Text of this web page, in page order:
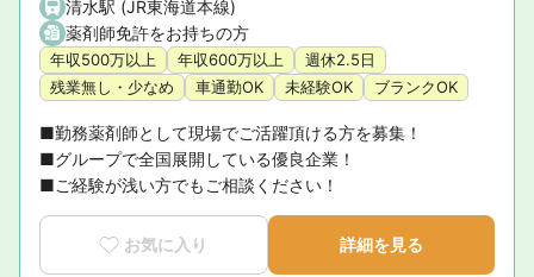
清水駅 (JR東海道本線)
薬剤師免許をお持ちの方
年収500万以上 年収600万以上
週休2.5日
残業無し・少なめ
車通勤OK 未経験OK ブランクOK
■勤務薬剤師として現場でご活躍頂ける方を募集！
■グループで全国展開している優良企業！
■ご経験が浅い方でもご相談ください！
お気に入り 詳細を見る